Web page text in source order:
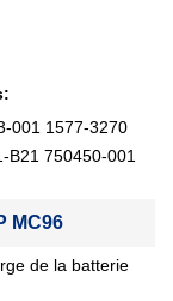
001 1577-3270
B21 750450-001
MC96
de la batterie